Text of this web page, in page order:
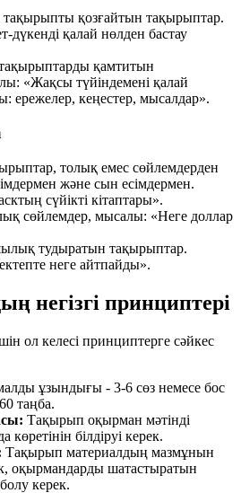
тақырыпты қозғайтын тақырыптар.
қалай нөлден бастау
қамтитын
«Жақсы түйіндемені қалай
ережелер, кеңестер, мысалдар».
толық емес сөйлемдерден
және сын есімдермен.
сүйікті кітаптары».
сөйлемдер, мысалы: «Неге доллар
тудыратын тақырыптар.
неге айтпайды».
негізгі принциптері
ол келесі принциптерге сәйкес
ұзындығы - 3-6 сөз немесе бос
таңба.
Тақырып оқырман мәтінді
көретінін білдіруі керек.
Тақырып материалдың мазмұнын
оқырмандарды шатастыратын
керек.